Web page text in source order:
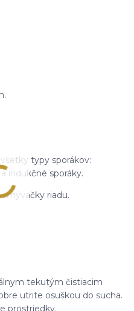
typy sporákov:
indukčné sporáky.
riadu.
tekutým čistiacim
utrite osuškou do sucha.
prostriedky.